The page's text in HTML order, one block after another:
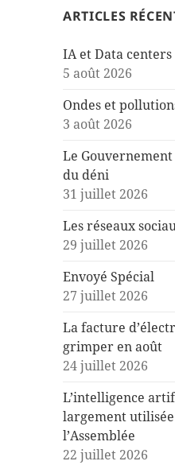
ARTICLES
IA et Data centers
5 août 2026
Ondes et
3 août 2026
Le
du déni
31 juillet 2026
Les réseaux
29 juillet 2026
Envoyé Spécial
27 juillet 2026
La facture
grimper en août
24 juillet 2026
L’intelligence
largement
l’Assemblée
22 juillet 2026